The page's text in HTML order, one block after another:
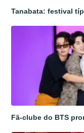
Tanabata: festival
Fã-clube do BTS